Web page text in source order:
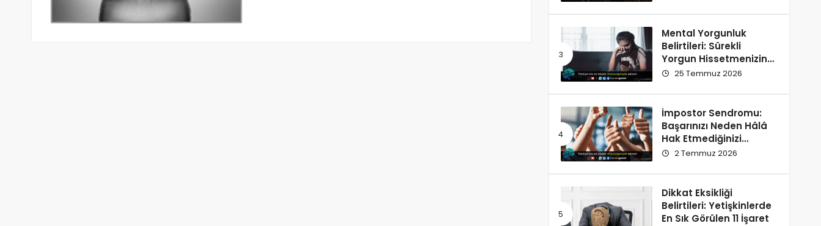
Mental Yorgunluk
Belirtileri: Sürekli
Yorgun Hissetmenizin
12 Olası Nedeni
25 Temmuz 2026
İmpostor Sendromu:
Başarınızı Neden Hâlâ
Hak Etmediğinizi
Düşünüyorsunuz?
2 Temmuz 2026
Dikkat Eksikliği
Belirtileri: Yetişkinlerde
En Sık Görülen 11 İşaret